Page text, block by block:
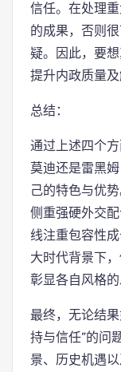
信任。在处理
的成果，否则
疑。因此，要
提升内政质量
总结：
通过上述四个
莫迪还是雷黑
己的特色与优
侧重强硬外交
线注重包容性
大时代背景下
彰显各自风格的
最终，无论结
持与信任”的问
景、历史机遇